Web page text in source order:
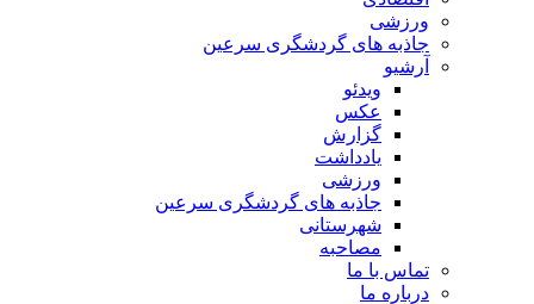
ورزشی
جاذبه های گردشگری سرعین
آرشیو
ویدئو
عکس
گزارش
یادداشت
ورزشی
جاذبه های گردشگری سرعین
شهرستانی
مصاحبه
تماس با ما
درباره ما